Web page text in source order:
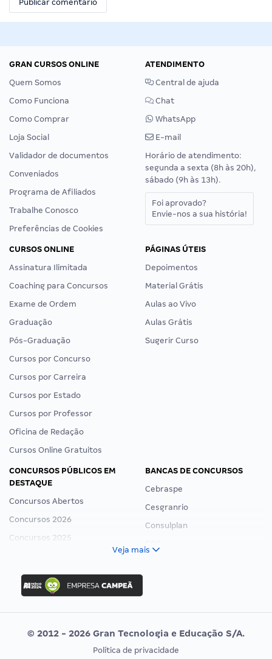
GRAN CURSOS ONLINE
Quem Somos
Como Funciona
Como Comprar
Loja Social
Validador de documentos
Conveniados
Programa de Afiliados
Trabalhe Conosco
Preferências de Cookies
ATENDIMENTO
Central de ajuda
Chat
WhatsApp
E-mail
Horário de atendimento:
segunda a sexta (8h às 20h),
sábado (9h às 13h).
Foi aprovado?
Envie-nos a sua história!
CURSOS ONLINE
Assinatura Ilimitada
Coaching para Concursos
Exame de Ordem
Graduação
Pós-Graduação
Cursos por Concurso
Cursos por Carreira
Cursos por Estado
Cursos por Professor
Oficina de Redação
Cursos Online Gratuitos
PÁGINAS ÚTEIS
Depoimentos
Material Grátis
Aulas ao Vivo
Aulas Grátis
Sugerir Curso
CONCURSOS PÚBLICOS EM
DESTAQUE
Concursos Abertos
Concursos 2026
Concursos 2025
Concurso Ibama
Concurso MPU
Editais publicados
BANCAS DE CONCURSOS
Cebraspe
Cesgranrio
Consulplan
Vunesp
CONCURSOS POR PROFISSÃO EXAME DE ORDEM
Veja mais
© 2012 - 2026 Gran Tecnologia e Educação S/A.
Política de privacidade